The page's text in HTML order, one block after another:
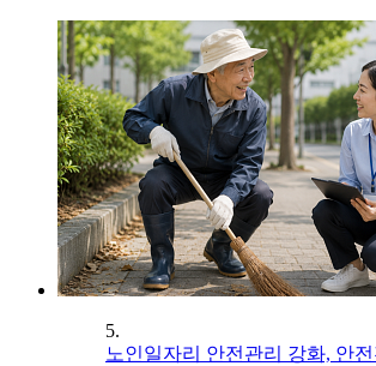
5.
노인일자리 안전관리 강화, 안